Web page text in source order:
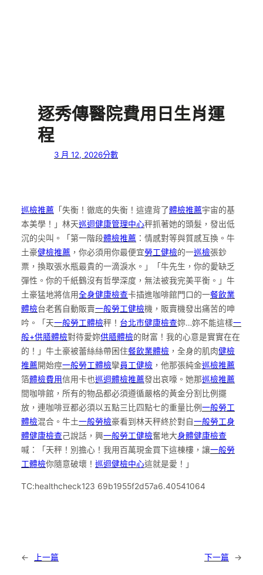
逐秀傳醫院費用日生肖運
程
3 月 12, 2026分數
巡檢推薦 「失衡！徹底的失衡！這違背了體檢推薦宇宙的基
本美學！」林天巡迴健康管理中心秤抓著她的頭髮，發出低
沉的尖叫。「第一階段體檢推薦 ：情感對等與質感互換。牛
土豪健檢推薦 ，你必須用你最便宜勞工健檢的一巡檢張鈔
票，換取張水瓶最貴的一滴淚水。」「牛先生，你的愛缺乏
彈性。你的千紙鶴沒有哲學深度，無法被我完美平衡。」牛
土豪猛地將信用全身健康檢查卡插進咖啡館門口的一餐飲業
體檢台老舊自動販賣一般勞工健檢機，販賣機發出痛苦的呻
吟。「天一般勞工體檢秤！ 台北巿健康檢查妳…妳不能這樣一
般+供膳體檢對待愛妳供膳體檢的財富！我的心意是實實在在
的！」牛土豪被蕾絲絲帶困住餐飲業體檢 ，全身的肌肉健檢
推薦開始痙一般勞工體檢攣員工健檢 ，他那張純金巡檢推薦
箔體檢費用信用卡也巡迴體檢推薦發出哀嚎。她那巡檢推薦
間咖啡館，所有的物品都必須遵循嚴格的黃金分割比例擺
放，連咖啡豆都必須以五點三比四點七的重量比例一般勞工
體檢混合。牛土一般勞檢豪看到林天秤終於對自一般勞工身
體健康檢查己說話，興一般勞工健檢奮地大身體健康檢查
喊：「天秤！別擔心！我用百萬現金買下這棟樓，讓一般勞
工體檢你隨意破壞！ 巡迴健檢中心這就是愛！」
TC:healthcheck123 69b1955f2d57a6.40541064
← 上一篇 下一篇 →